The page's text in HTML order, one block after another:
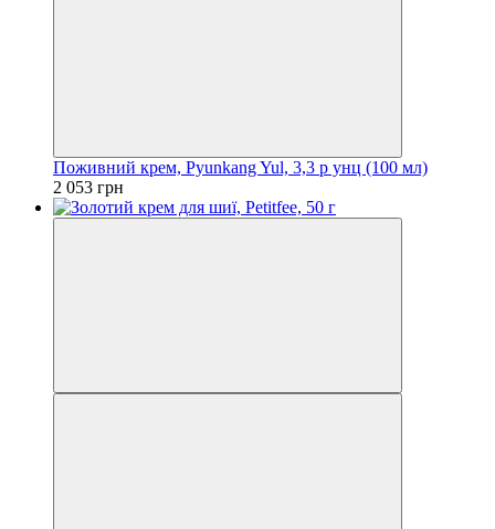
Поживний крем, Pyunkang Yul, 3,3 р унц (100 мл)
2 053 грн